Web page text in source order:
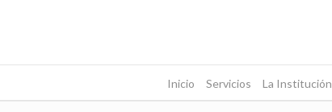
Inicio Servicios La Institución